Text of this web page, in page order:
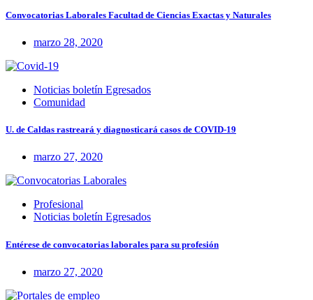
Convocatorias Laborales Facultad de Ciencias Exactas y Naturales
marzo 28, 2020
Noticias boletín Egresados
Comunidad
U. de Caldas rastreará y diagnosticará casos de COVID-19
marzo 27, 2020
Profesional
Noticias boletín Egresados
Entérese de convocatorias laborales para su profesión
marzo 27, 2020